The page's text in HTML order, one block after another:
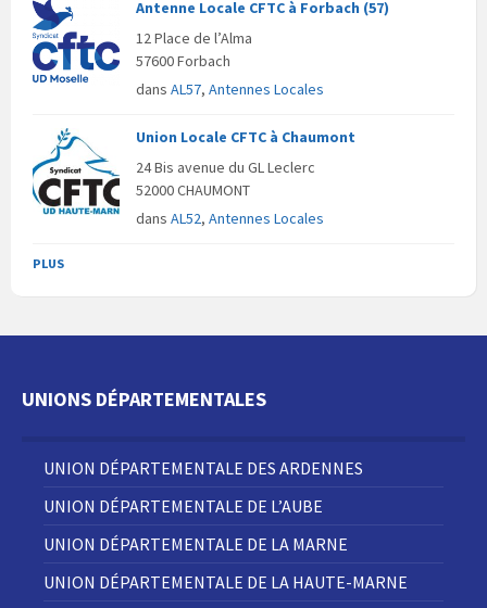
Antenne Locale CFTC à Forbach (57)
12 Place de l’Alma
57600 Forbach
dans AL57, Antennes Locales
Union Locale CFTC à Chaumont
24 Bis avenue du GL Leclerc
52000 CHAUMONT
dans AL52, Antennes Locales
PLUS
UNIONS DÉPARTEMENTALES
UNION DÉPARTEMENTALE DES ARDENNES
UNION DÉPARTEMENTALE DE L’AUBE
UNION DÉPARTEMENTALE DE LA MARNE
UNION DÉPARTEMENTALE DE LA HAUTE-MARNE